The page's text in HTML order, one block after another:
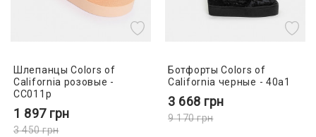
Шлепанцы Colors of
California розовые -
CC011p
1 897 грн
3 450грн
Ботфорты Colors of
California черные - 40a1
3 668 грн
9 170грн